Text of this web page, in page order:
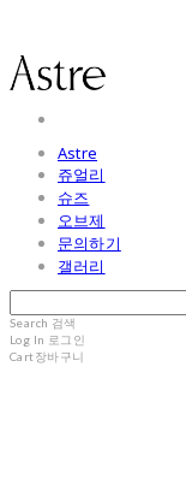
Astre
쥬얼리
슈즈
오브제
문의하기
갤러리
Search 검색
Log In 로그인
Cart장바구니